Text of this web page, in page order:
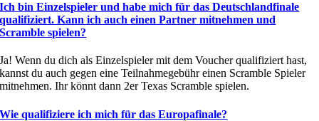
Ich bin Einzelspieler und habe mich für das Deutschlandfinale
qualifiziert. Kann ich auch einen Partner mitnehmen und
Scramble spielen?
Ja! Wenn du dich als Einzelspieler mit dem Voucher qualifiziert hast,
kannst du auch gegen eine Teilnahmegebühr einen Scramble Spieler
mitnehmen. Ihr könnt dann 2er Texas Scramble spielen.
Wie qualifiziere ich mich für das Europafinale?